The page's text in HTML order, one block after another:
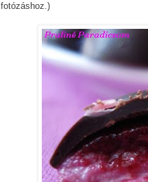
fotózáshoz.)